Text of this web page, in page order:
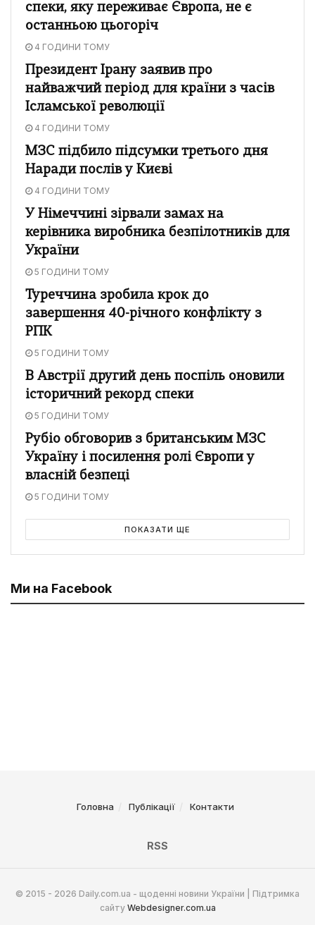
спеки, яку переживає Європа, не є
останньою цьогоріч
4 ГОДИНИ ТОМУ
Президент Ірану заявив про
найважчий період для країни з часів
Ісламської революції
4 ГОДИНИ ТОМУ
МЗС підбило підсумки третього дня
Наради послів у Києві
4 ГОДИНИ ТОМУ
У Німеччині зірвали замах на
керівника виробника безпілотників для
України
5 ГОДИНИ ТОМУ
Туреччина зробила крок до
завершення 40-річного конфлікту з
РПК
5 ГОДИНИ ТОМУ
В Австрії другий день поспіль оновили
історичний рекорд спеки
5 ГОДИНИ ТОМУ
Рубіо обговорив з британським МЗС
Україну і посилення ролі Європи у
власній безпеці
5 ГОДИНИ ТОМУ
ПОКАЗАТИ ЩЕ
Ми на Facebook
Головна Публікації Контакти
RSS
© 2015 - 2026 Daily.com.ua - щоденні новини України | Підтримка
сайту Webdesigner.com.ua